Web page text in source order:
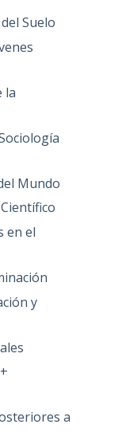
Suelo
la
Mundo
en el
y
a